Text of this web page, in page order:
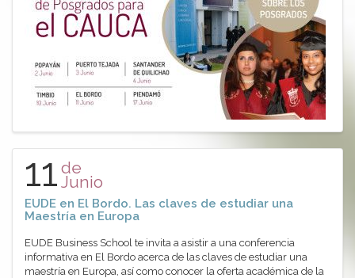
11 de
Junio
EUDE en El Bordo. Las claves de estudiar una
Maestría en Europa
EUDE Business School te invita a asistir a una conferencia
informativa en El Bordo acerca de las claves de estudiar una
maestría en Europa, así como conocer la oferta académica de la